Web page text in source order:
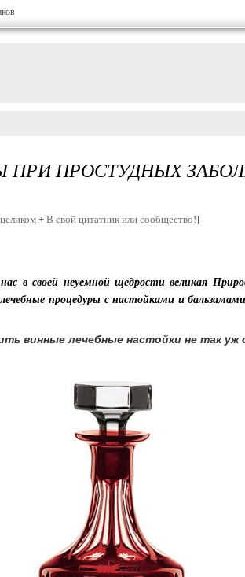
ПРИ ПРОСТУДНЫХ
+ В свой цитатник или сообщество!]
в своей неуемной щедрости великая
процедуры с настойками и
винные лечебные настойки не так уж